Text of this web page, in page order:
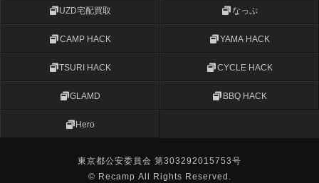
UZD宅配買取 なっぷ
CAMP HACK YAMA HACK
TSURI HACK CYCLE HACK
GLAMD BBQ HACK
Hero
東京都公安委員会 第303292015753号
© Recamp All Rights Reserved.